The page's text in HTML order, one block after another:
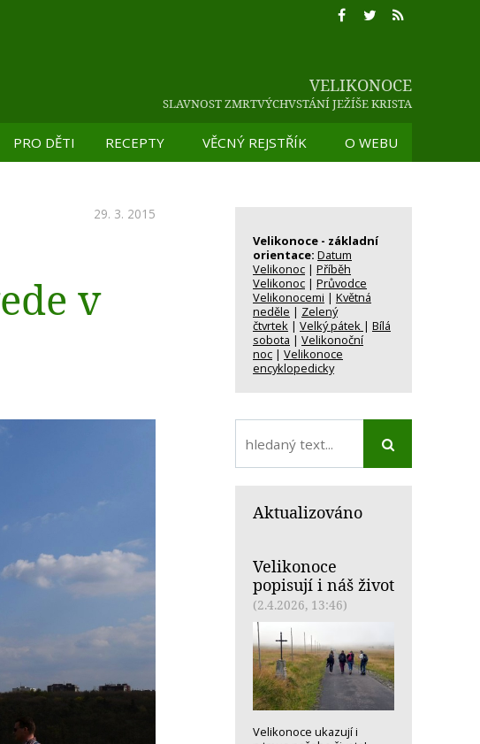
VELIKONOCE
SLAVNOST ZMRTVÝCHVSTÁNÍ JEŽÍŠE KRISTA
PRO DĚTI RECEPTY VĚCNÝ REJSTŘÍK O WEBU
29. 3. 2015
v
Velikonoce - základní
orientace: Datum
Velikonoc | Příběh
Velikonoc | Průvodce
Velikonocemi | Květná
neděle | Zelený
čtvrtek | Velký pátek | Bílá
sobota | Velikonoční
noc | Velikonoce
encyklopedicky
Aktualizováno
Velikonoce
popisují i náš život
(2.4.2026, 13:46)
Velikonoce ukazují i